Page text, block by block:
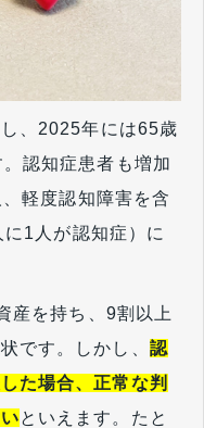
、2025年には65歳
認知症患者も増加
軽度認知障害を含
1人が認知症）に
産を持ち、9割以上
です。しかし、 認
た場合、正常な判
といえます。たと